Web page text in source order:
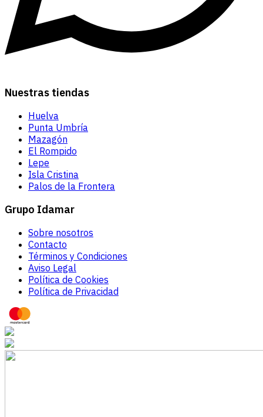
Nuestras tiendas
Huelva
Punta Umbría
Mazagón
El Rompido
Lepe
Isla Cristina
Palos de la Frontera
Grupo Idamar
Sobre nosotros
Contacto
Términos y Condiciones
Aviso Legal
Política de Cookies
Política de Privacidad